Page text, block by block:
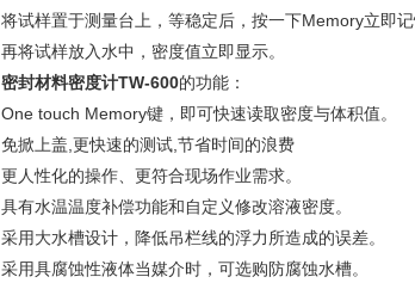
将试样置于测量台上，等稳定后，按一下Memory立即记
再将试样放入水中，密度值立即显示。
密封材料密度计TW-600的功能：
One touch Memory键，即可快速读取密度与体积值。
免掀上盖,更快速的测试,节省时间的浪费
更人性化的操作、更符合现场作业需求。
具有水温温度补偿功能和自定义修改溶液密度。
采用大水槽设计，降低吊栏线的浮力所造成的误差。
采用具腐蚀性液体当媒介时，可选购防腐蚀水槽。